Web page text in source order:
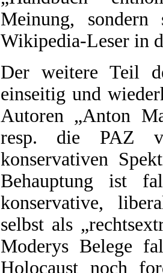
Meinung,
Wikipedia-Leser in
Der weitere Teil
einseitig und
Autoren „Anton
resp. die PAZ
konservativen
Behauptung ist
konservative,
selbst als
Moderys Belege
Holocaust noch